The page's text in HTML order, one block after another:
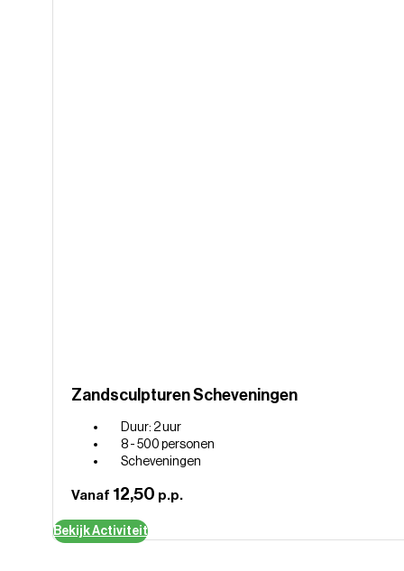
Zandsculpturen Scheveningen
Duur: 2 uur
8 - 500 personen
Scheveningen
Vanaf 12,50 p.p.
Bekijk Activiteit